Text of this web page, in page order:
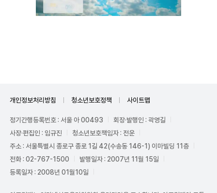
개인정보처리방침 청소년보호정책 사이트맵
정기간행등록번호 : 서울 아 00493
회장·발행인 : 곽영길
사장·편집인 : 임규진
청소년보호책임자 : 전운
주소 : 서울특별시 종로구 종로 1길 42(수송동 146-1) 이마빌딩 11층
전화 : 02-767-1500
발행일자 : 2007년 11월 15일
등록일자 : 2008년 01월10일